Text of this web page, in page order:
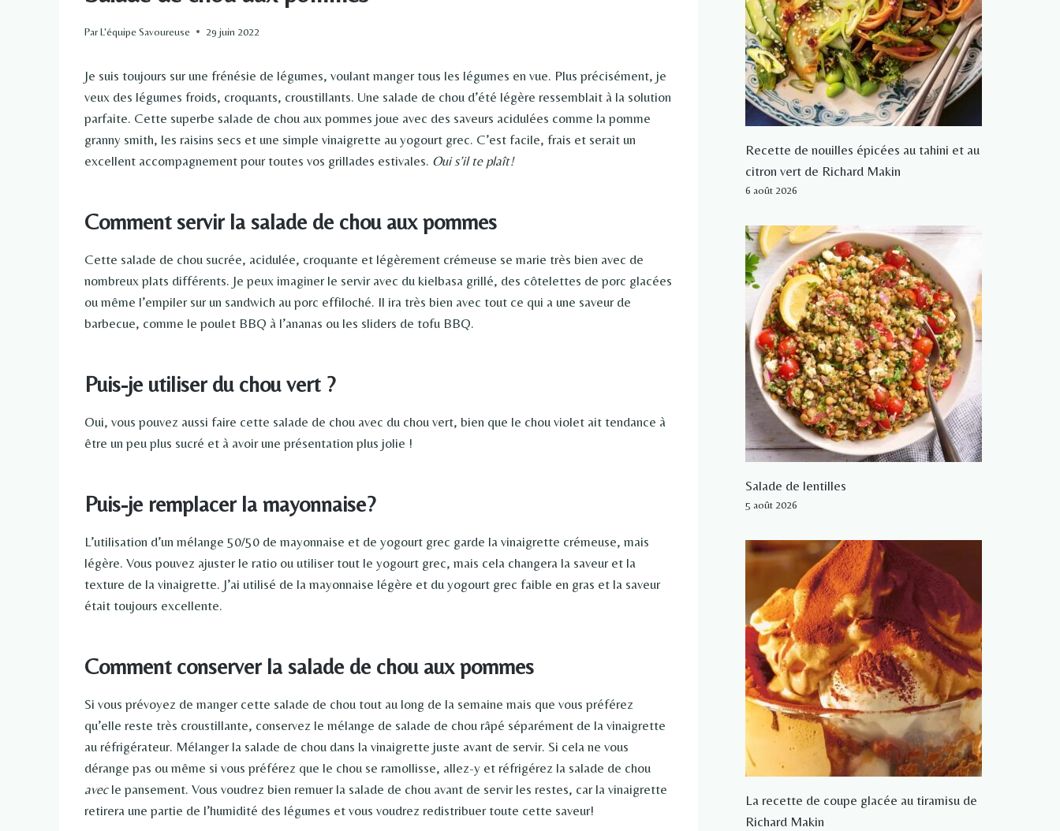
ParL'équipe Savoureuse 29 juin 2022
Je suis toujours sur une frénésie de légumes, voulant manger tous les légumes en vue. Plus précisément, je
veux des légumes froids, croquants, croustillants. Une salade de chou d’été légère ressemblait à la solution
parfaite. Cette superbe salade de chou aux pommes joue avec des saveurs acidulées comme la pomme
granny smith, les raisins secs et une simple vinaigrette au yogourt grec. C’est facile, frais et serait un
excellent accompagnement pour toutes vos grillades estivales. Oui s’il te plaît!
Comment servir la salade de chou aux pommes
Cette salade de chou sucrée, acidulée, croquante et légèrement crémeuse se marie très bien avec de
nombreux plats différents. Je peux imaginer le servir avec du kielbasa grillé, des côtelettes de porc glacées
ou même l’empiler sur un sandwich au porc effiloché. Il ira très bien avec tout ce qui a une saveur de
barbecue, comme le poulet BBQ à l’ananas ou les sliders de tofu BBQ.
Puis-je utiliser du chou vert ?
Oui, vous pouvez aussi faire cette salade de chou avec du chou vert, bien que le chou violet ait tendance à
être un peu plus sucré et à avoir une présentation plus jolie !
Puis-je remplacer la mayonnaise?
L’utilisation d’un mélange 50/50 de mayonnaise et de yogourt grec garde la vinaigrette crémeuse, mais
légère. Vous pouvez ajuster le ratio ou utiliser tout le yogourt grec, mais cela changera la saveur et la
texture de la vinaigrette. J’ai utilisé de la mayonnaise légère et du yogourt grec faible en gras et la saveur
était toujours excellente.
Comment conserver la salade de chou aux pommes
Si vous prévoyez de manger cette salade de chou tout au long de la semaine mais que vous préférez
qu’elle reste très croustillante, conservez le mélange de salade de chou râpé séparément de la vinaigrette
au réfrigérateur. Mélanger la salade de chou dans la vinaigrette juste avant de servir. Si cela ne vous
dérange pas ou même si vous préférez que le chou se ramollisse, allez-y et réfrigérez la salade de chou
avecle pansement. Vous voudrez bien remuer la salade de chou avant de servir les restes, car la vinaigrette
retirera une partie de l’humidité des légumes et vous voudrez redistribuer toute cette saveur!
Recette de nouilles épicées au tahini et au
citron vert de Richard Makin
6 août 2026
Salade de lentilles
5 août 2026
La recette de coupe glacée au tiramisu de
Richard Makin